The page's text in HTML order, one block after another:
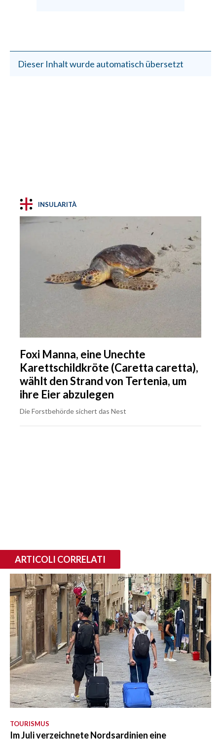
Dieser Inhalt wurde automatisch übersetzt
INSULARITÀ
Foxi Manna, eine Unechte
Karettschildkröte (Caretta caretta),
wählt den Strand von Tertenia, um
ihre Eier abzulegen
Die Forstbehörde sichert das Nest
ARTICOLI CORRELATI
TOURISMUS
Im Juli verzeichnete Nordsardinien eine